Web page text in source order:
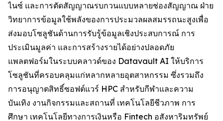
ไนซ์ และการตัดสัญญาณรบกวนแบบหลายช่องสัญญาณ ฝ่าย
วิทยาการข้อมูลใช้พลังของการประมวลผลสมรรถนะสูงเพื่อ
ส่งมอบโซลูชันด้านการรับรู้ข้อมูลเชิงประสบการณ์ การ
ประเมินมูลค่า และการสร้างรายได้อย่างปลอดภัย
แพลตฟอร์มในระบบคลาวด์ของ Datavault AI ให้บริการ
โซลูชันที่ครอบคลุมแก่หลากหลายอุตสาหกรรม ซึ่งรวมถึง
การอนุญาตสิทธิ์ซอฟต์แวร์ HPC สำหรับกีฬาและความ
บันเทิง งานกิจกรรมและสถานที่ เทคโนโลยีชีวภาพ การ
ศึกษา เทคโนโลยีทางการเงินหรือ Fintech อสังหาริมทรัพย์